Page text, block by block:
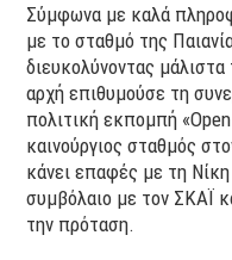
Σύμφωνα με καλά
με το σταθμό της
διευκολύνοντας
αρχή επιθυμούσε τη
πολιτική εκπομπή «Open
καινούργιος σταθμός
κάνει επαφές με τη
συμβόλαιο με τον ΣΚΑΪ
την πρόταση.